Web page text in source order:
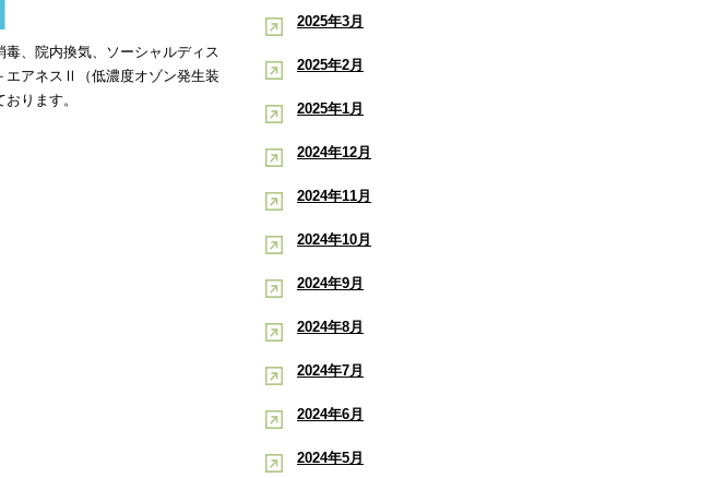
、院内換気、ソーシャルディス
エアネスⅡ（低濃度オゾン発生装
ります。
2025年3月
2025年2月
2025年1月
2024年12月
2024年11月
2024年10月
2024年9月
2024年8月
2024年7月
2024年6月
2024年5月